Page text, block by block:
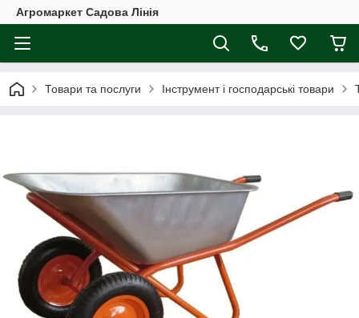
Агромаркет Садова Лінія
Товари та послуги Інструмент і господарські товари